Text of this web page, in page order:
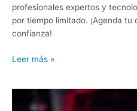
profesionales expertos y
por tiempo limitado. ¡Agenda
confianza!
Leer más »